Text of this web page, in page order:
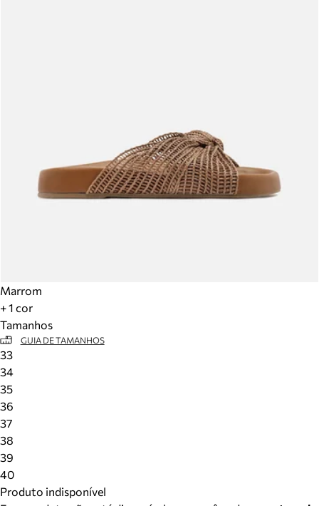
Marrom
+ 1 cor
Tamanhos
GUIA DE TAMANHOS
33
34
35
36
37
38
39
40
Produto indisponível